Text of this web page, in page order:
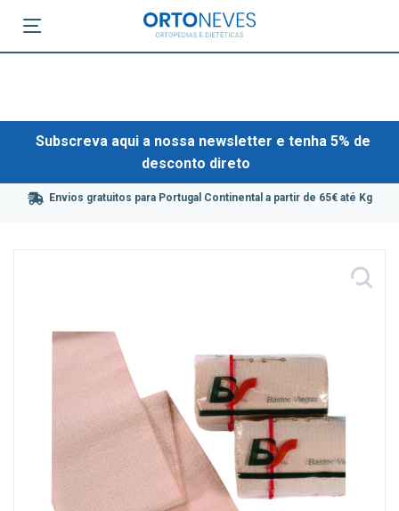
Subscreva aqui a nossa newsletter e tenha 5% de
desconto direto
Envios gratuitos para Portugal Continental a partir de 65€ até Kg